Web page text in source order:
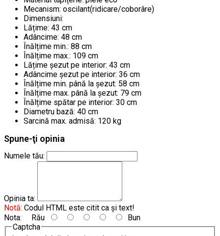
Mecanism: oscilant(ridicare/coborâre)
Dimensiuni:
Lățime: 43 cm
Adâncime: 48 cm
Înălțime min.: 88 cm
Înălțime max.: 109 cm
Lățime șezut pe interior: 43 cm
Adâncime șezut pe interior: 36 cm
Înălțime min. până la șezut: 58 cm
Înălțime max. până la șezut: 79 cm
Înălțime spătar pe interior: 30 cm
Diametru bază: 40 cm
Sarcină max. admisă: 120 kg
Spune-ţi opinia
Numele tău:
Opinia ta:
Notă: Codul HTML este citit ca şi text!
Nota: Rău
Bun
Captcha